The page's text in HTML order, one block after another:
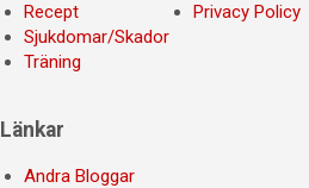
Recept
Sjukdomar/Skador
Träning
Privacy Policy
Länkar
Andra Bloggar